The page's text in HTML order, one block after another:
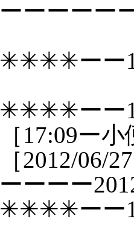
ーーーーー
✳✳✳✳ーー
✳✳✳✳ーー
［17:09ー
［2012/06/
ーーーー
✳✳✳✳ーー